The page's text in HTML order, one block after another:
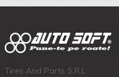
Tires And Parts S.R.L.